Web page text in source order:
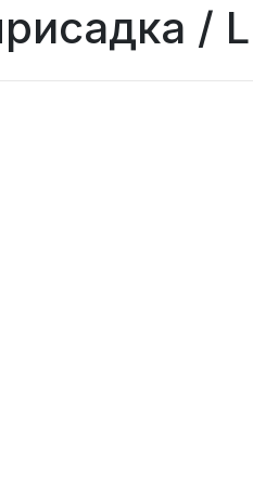
/